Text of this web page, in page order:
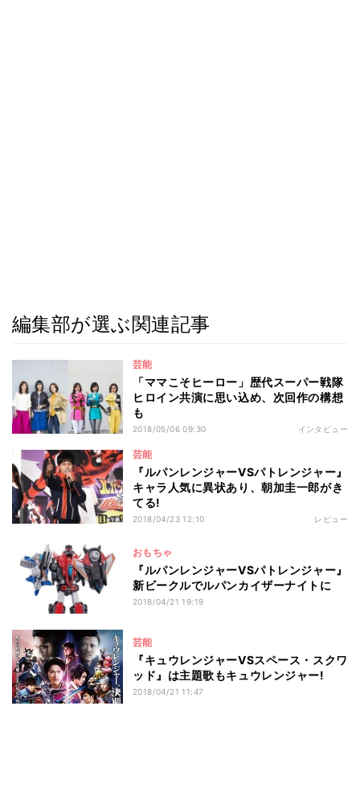
編集部が選ぶ関連記事
芸能
「ママこそヒーロー」歴代スーパー戦隊
ヒロイン共演に思い込め、次回作の構想
も
2018/05/06 09:30 インタビュー
芸能
『ルパンレンジャーVSパトレンジャー』
キャラ人気に異状あり、朝加圭一郎がき
てる!
2018/04/23 12:10 レビュー
おもちゃ
『ルパンレンジャーVSパトレンジャー』
新ビークルでルパンカイザーナイトに
2018/04/21 19:19
芸能
『キュウレンジャーVSスペース・スクワ
ッド』は主題歌もキュウレンジャー!
2018/04/21 11:47